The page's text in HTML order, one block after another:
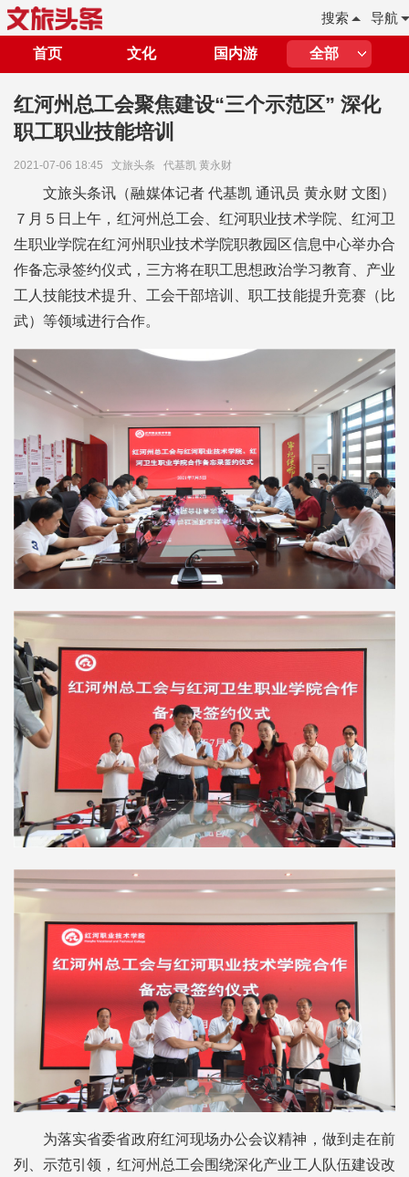
导航
搜索
首页 文化 国内游 全部
红河州总工会聚焦建设“三个示范区” 深化
职工职业技能培训
2021-07-06 18:45 文旅头条 代基凯 黄永财
文旅头条讯（融媒体记者 代基凯 通讯员 黄永财 文图）
７月５日上午，红河州总工会、红河职业技术学院、红河卫
生职业学院在红河州职业技术学院职教园区信息中心举办合
作备忘录签约仪式，三方将在职工思想政治学习教育、产业
工人技能技术提升、工会干部培训、职工技能提升竞赛（比
武）等领域进行合作。
为落实省委省政府红河现场办公会议精神，做到走在前
列、示范引领，红河州总工会围绕深化产业工人队伍建设改